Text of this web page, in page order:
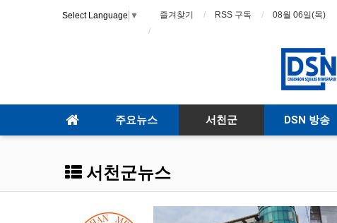
Select Language ▼ 즐겨찾기 RSS 구독 08월 06일(목)
주요뉴스 서천군 DSN 방송
서천군뉴스